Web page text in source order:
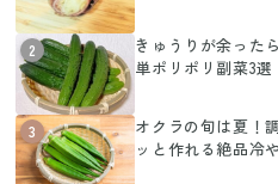
2
きゅうりが余った
単ポリポリ副菜3選
3
オクラの旬は夏！
ッと作れる絶品冷